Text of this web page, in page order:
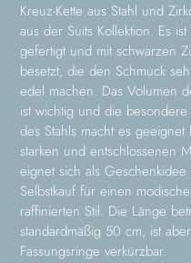
Kreuz-Kette aus Stahl und
aus der Suits Kollektion. Es ist
gefertigt und mit schwarzen
besetzt, die den Schmuck
edel machen. Das Volumen
ist wichtig und die
des Stahls macht es
starken und entschlossenen
eignet sich als
Selbstkauf für einen
raffinierten Stil. Die Länge
standardmäßig 50 cm, ist
Fassungsringe verkürzbar.